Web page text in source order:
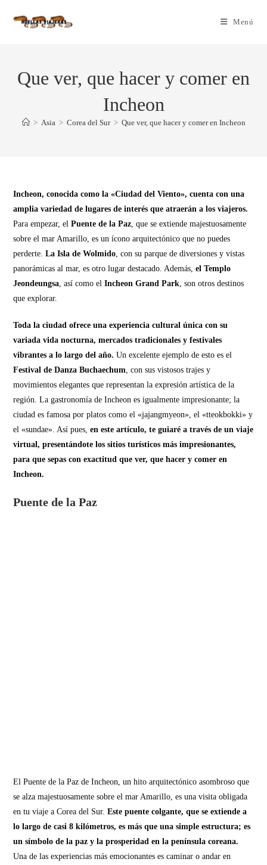
Menú
Que ver, que hacer y comer en
Incheon
> Asia > Corea del Sur > Que ver, que hacer y comer en Incheon
Incheon, conocida como la «Ciudad del Viento», cuenta con una
amplia variedad de lugares de interés que atraerán a los viajeros.
Para empezar, elPuente de la Paz, que se extiende majestuosamente
sobre el mar Amarillo, es un ícono arquitectónico que no puedes
perderte.La Isla de Wolmido, con su parque de diversiones y vistas
panorámicas al mar, es otro lugar destacado. Además,el Templo
Jeondeungsa, así como elIncheon Grand Park, son otros destinos
que explorar.
Toda la ciudad ofrece una experiencia cultural única con su
variada vida nocturna, mercados tradicionales y festivales
vibrantes a lo largo del año. Un excelente ejemplo de esto es el
Festival de Danza Buchaechum, con sus vistosos trajes y
movimientos elegantes que representan la expresión artística de la
región. La gastronomía de Incheon es igualmente impresionante; la
ciudad es famosa por platos como el «jajangmyeon», el «tteokbokki» y
el «sundae». Así pues,en este artículo, te guiaré a través de un viaje
virtual, presentándote los sitios turísticos más impresionantes,
para que sepas con exactitud que ver, que hacer y comer en
Incheon.
Puente de la Paz
El Puente de la Paz de Incheon, un hito arquitectónico asombroso que
se alza majestuosamente sobre el mar Amarillo, es una visita obligada
en tu viaje a Corea del Sur.Este puente colgante, que se extiende a
lo largo de casi 8 kilómetros, es más que una simple estructura; es
un símbolo de la paz y la prosperidad en la península coreana.
Una de las experiencias más emocionantes es caminar o andar en